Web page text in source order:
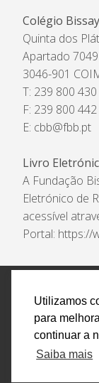
Utilizamos
para
continuar a
Saiba mais
Colégio
Quinta dos
Apartado 7049
3046-901
T: 239 800 430
F: 239 800 442
E: cbb@fbb.pt
Livro
A Fundação
Eletrónico de
acessível
Portal: https://
Política
de
Todos os